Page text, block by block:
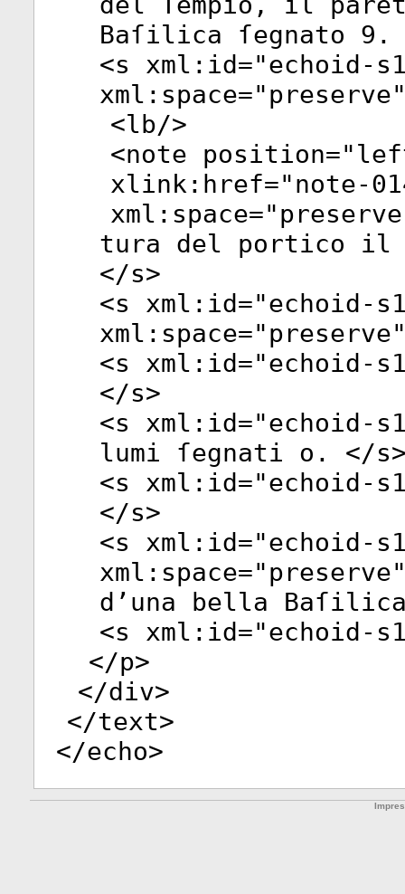
Baſilica ſegnato 9.
<s xml:id="echoid-
xml:space="preserve
<lb/>
<note position="
xlink:href="note-
xml:space="preserve
tura del portico il
</s>
<s xml:id="echoid-
xml:space="preserve
<s xml:id="echoid-
</s>
<s xml:id="echoid-
lumi ſegnati o. </s
<s xml:id="echoid-
</s>
<s xml:id="echoid-
xml:space="preserve
d’una bella
<s xml:id="echoid-
</p>
</div>
</text>
</echo>